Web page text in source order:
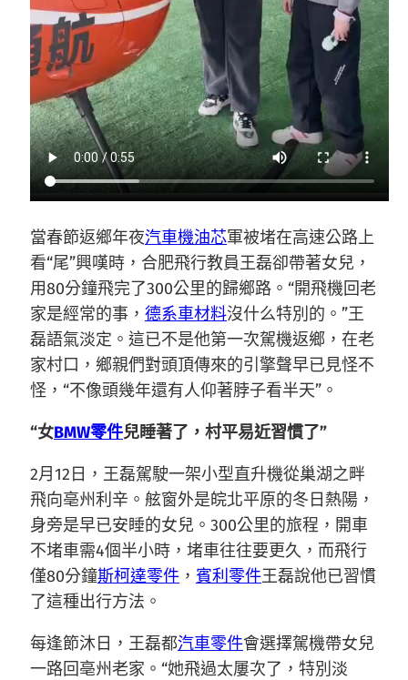
當春節返鄉年夜汽車機油芯軍被堵在高速公路上
看“尾”興嘆時，合肥飛行教員王磊卻帶著女兒，
用80分鐘飛完了300公里的歸鄉路。“開飛機回老
家是經常的事， 德系車材料沒什么特別的。”王
磊語氣淡定。這已不是他第一次駕機返鄉，在老
家村口，鄉親們對頭頂傳來的引擎聲早已見怪不
怪，“不像頭幾年還有人仰著脖子看半天”。
“女BMW零件兒睡著了，村平易近習慣了”
2月12日，王磊駕駛一架小型直升機從巢湖之畔
飛向亳州利辛。舷窗外是皖北平原的冬日熱陽，
身旁是早已安睡的女兒。300公里的旅程，開車
不堵車需4個半小時，堵車往往要更久，而飛行
僅80分鐘斯柯達零件 ， 賓利零件王磊說他已習慣
了這種出行方法。
每逢節沐日，王磊都汽車零件會選擇駕機帶女兒
一路回亳州老家。“她飛過太屢次了，特別淡